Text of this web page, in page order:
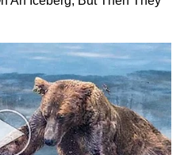
ರಾಜಮೌಳಿ ‘ವಾರಣಾಸಿ’
ಶೂಟಿಂಗ್‌ನಿಂದ ಮತ್ತೆ ವಿಡಿಯೋ
ಲೀಕ್: ಮಹೇಶ್ ಬಾಬು ಏನು
ಮಾಡುತ್ತಿದ್ದಾರೆ ನೋಡಿ!